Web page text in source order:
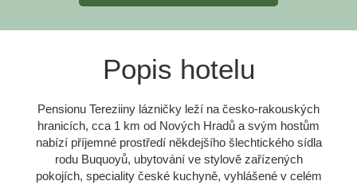
Popis hotelu
Pensionu Tereziiny lázničky leží na česko-rakouských
hranicích, cca 1 km od Nových Hradů a svým hostům
nabízí příjemné prostředí někdejšího šlechtického sídla
rodu Buquoyů, ubytování ve stylově zařízených
pokojích, speciality české kuchyně, vyhlášené v celém